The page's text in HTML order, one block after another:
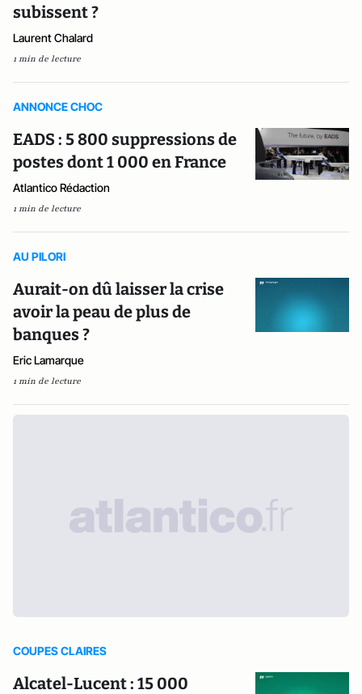
subissent ?
Laurent Chalard
1 min de lecture
ANNONCE CHOC
EADS : 5 800 suppressions de
postes dont 1 000 en France
Atlantico Rédaction
1 min de lecture
AU PILORI
Aurait-on dû laisser la crise
avoir la peau de plus de
banques ?
Eric Lamarque
1 min de lecture
COUPES CLAIRES
Alcatel-Lucent : 15 000